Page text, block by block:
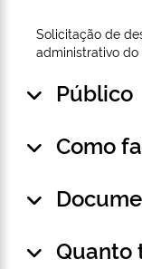
Solicitação de
administrativo do
Público
Como
Quanto